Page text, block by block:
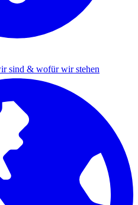
sind & wofür wir stehen